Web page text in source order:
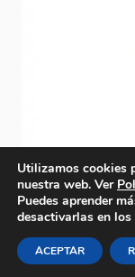
© 2026
Utilizamos cookies
nuestra web. Ver
Puedes aprender
desactivarlas en los
ACEPTAR